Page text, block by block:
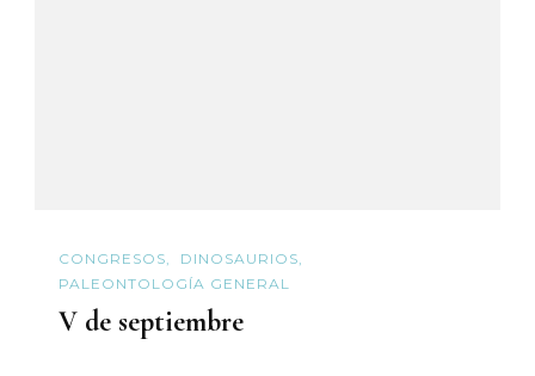
CONGRESOS
DINOSAURIOS
PALEONTOLOGÍA GENERAL
V de septiembre